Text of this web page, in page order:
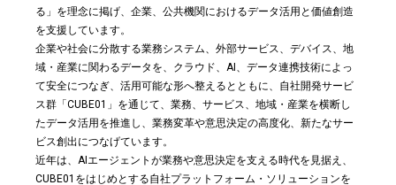
る」を理念に掲げ、企業、公共機関におけるデータ活用と価値創造
を支援しています。
企業や社会に分散する業務システム、外部サービス、デバイス、地
域・産業に関わるデータを、クラウド、AI、データ連携技術によっ
て安全につなぎ、活用可能な形へ整えるとともに、自社開発サービ
ス群「CUBE01」を通じて、業務、サービス、地域・産業を横断し
たデータ活用を推進し、業務変革や意思決定の高度化、新たなサー
ビス創出につなげています。
近年は、AIエージェントが業務や意思決定を支える時代を見据え、
CUBE01をはじめとする自社プラットフォーム・ソリューションを